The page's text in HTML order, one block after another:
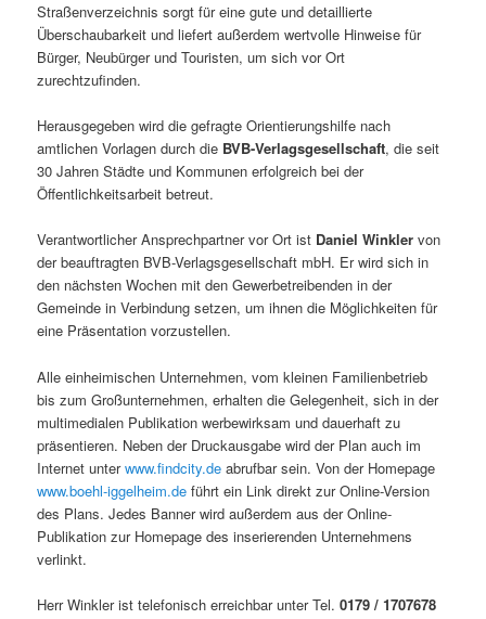
Straßenverzeichnis sorgt für eine gute und detaillierte
Überschaubarkeit und liefert außerdem wertvolle Hinweise für
Bürger, Neubürger und Touristen, um sich vor Ort
zurechtzufinden.
Herausgegeben wird die gefragte Orientierungshilfe nach
amtlichen Vorlagen durch die BVB-Verlagsgesellschaft, die seit
30 Jahren Städte und Kommunen erfolgreich bei der
Öffentlichkeitsarbeit betreut.
Verantwortlicher Ansprechpartner vor Ort ist Daniel Winkler von
der beauftragten BVB-Verlagsgesellschaft mbH. Er wird sich in
den nächsten Wochen mit den Gewerbetreibenden in der
Gemeinde in Verbindung setzen, um ihnen die Möglichkeiten für
eine Präsentation vorzustellen.
Alle einheimischen Unternehmen, vom kleinen Familienbetrieb
bis zum Großunternehmen, erhalten die Gelegenheit, sich in der
multimedialen Publikation werbewirksam und dauerhaft zu
präsentieren. Neben der Druckausgabe wird der Plan auch im
Internet unterwww.findcity.de abrufbar sein. Von der Homepage
www.boehl-iggelheim.de führt ein Link direkt zur Online-Version
des Plans. Jedes Banner wird außerdem aus der Online-
Publikation zur Homepage des inserierenden Unternehmens
verlinkt.
Herr Winkler ist telefonisch erreichbar unter Tel.0179 / 1707678